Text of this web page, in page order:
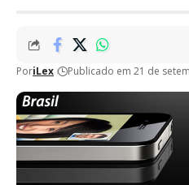
PoriLex Publicado em 21 de